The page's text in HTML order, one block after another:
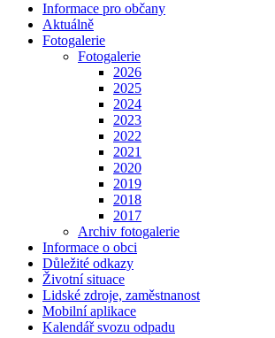
Informace pro občany
Aktuálně
Fotogalerie
Fotogalerie
2026
2025
2024
2023
2022
2021
2020
2019
2018
2017
Archiv fotogalerie
Informace o obci
Důležité odkazy
Životní situace
Lidské zdroje, zaměstnanost
Mobilní aplikace
Kalendář svozu odpadu